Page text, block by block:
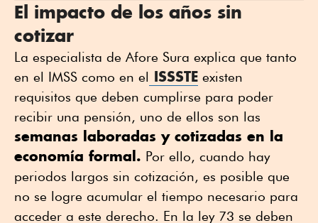
El impacto de los años sin
cotizar
La especialista de Afore Sura explica que tanto
en el IMSS como en el ISSSTE existen
requisitos que deben cumplirse para poder
recibir una pensión, uno de ellos son las
semanas laboradas y cotizadas en la
economía formal. Por ello, cuando hay
periodos largos sin cotización, es posible que
no se logre acumular el tiempo necesario para
acceder a este derecho. En la ley 73 se deben